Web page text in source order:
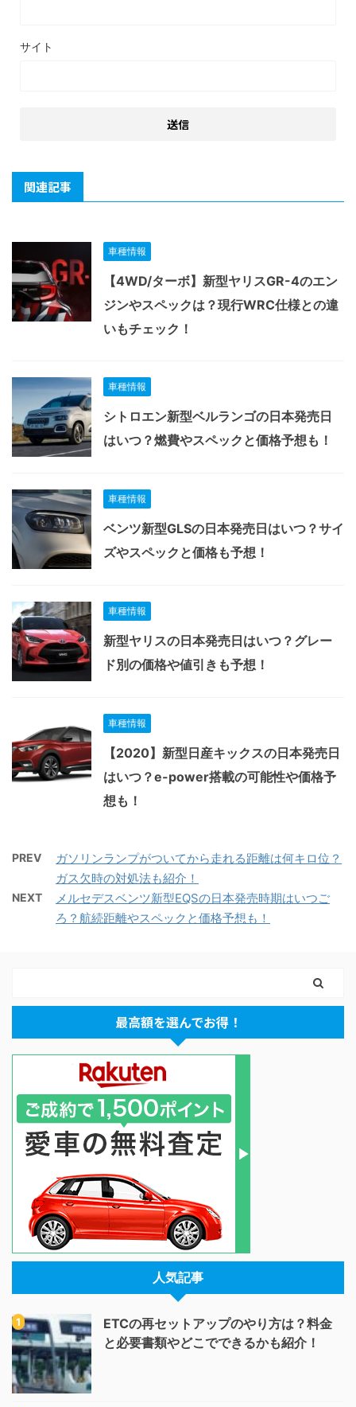
サイト
関連記事
車種情報
【4WD/ターボ】新型ヤリスGR-4のエン
ジンやスペックは？現行WRC仕様との違
いもチェック！
車種情報
シトロエン新型ベルランゴの日本発売日
はいつ？燃費やスペックと価格予想も！
車種情報
ベンツ新型GLSの日本発売日はいつ？サイ
ズやスペックと価格も予想！
車種情報
新型ヤリスの日本発売日はいつ？グレー
ド別の価格や値引きも予想！
車種情報
【2020】新型日産キックスの日本発売日
はいつ？e-power搭載の可能性や価格予
想も！
PREV
ガソリンランプがついてから走れる距離は何キロ位？
ガス欠時の対処法も紹介！
NEXT
メルセデスベンツ新型EQSの日本発売時期はいつご
ろ？航続距離やスペックと価格予想も！
最高額を選んでお得！
人気記事
ETCの再セットアップのやり方は？料金
と必要書類やどこでできるかも紹介！